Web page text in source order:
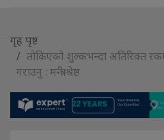
गृह पृष्ट
तोकिएको शुल्कभन्दा अतिरिक्त रकम
गराउनु : मन्त्री श्रेष्ठ